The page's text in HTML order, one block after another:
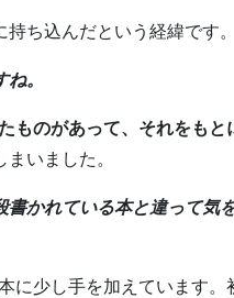
ち込んだという経緯です。
。
ものがあって、それをもと
いました。
かれている本と違って気
に少し手を加えています